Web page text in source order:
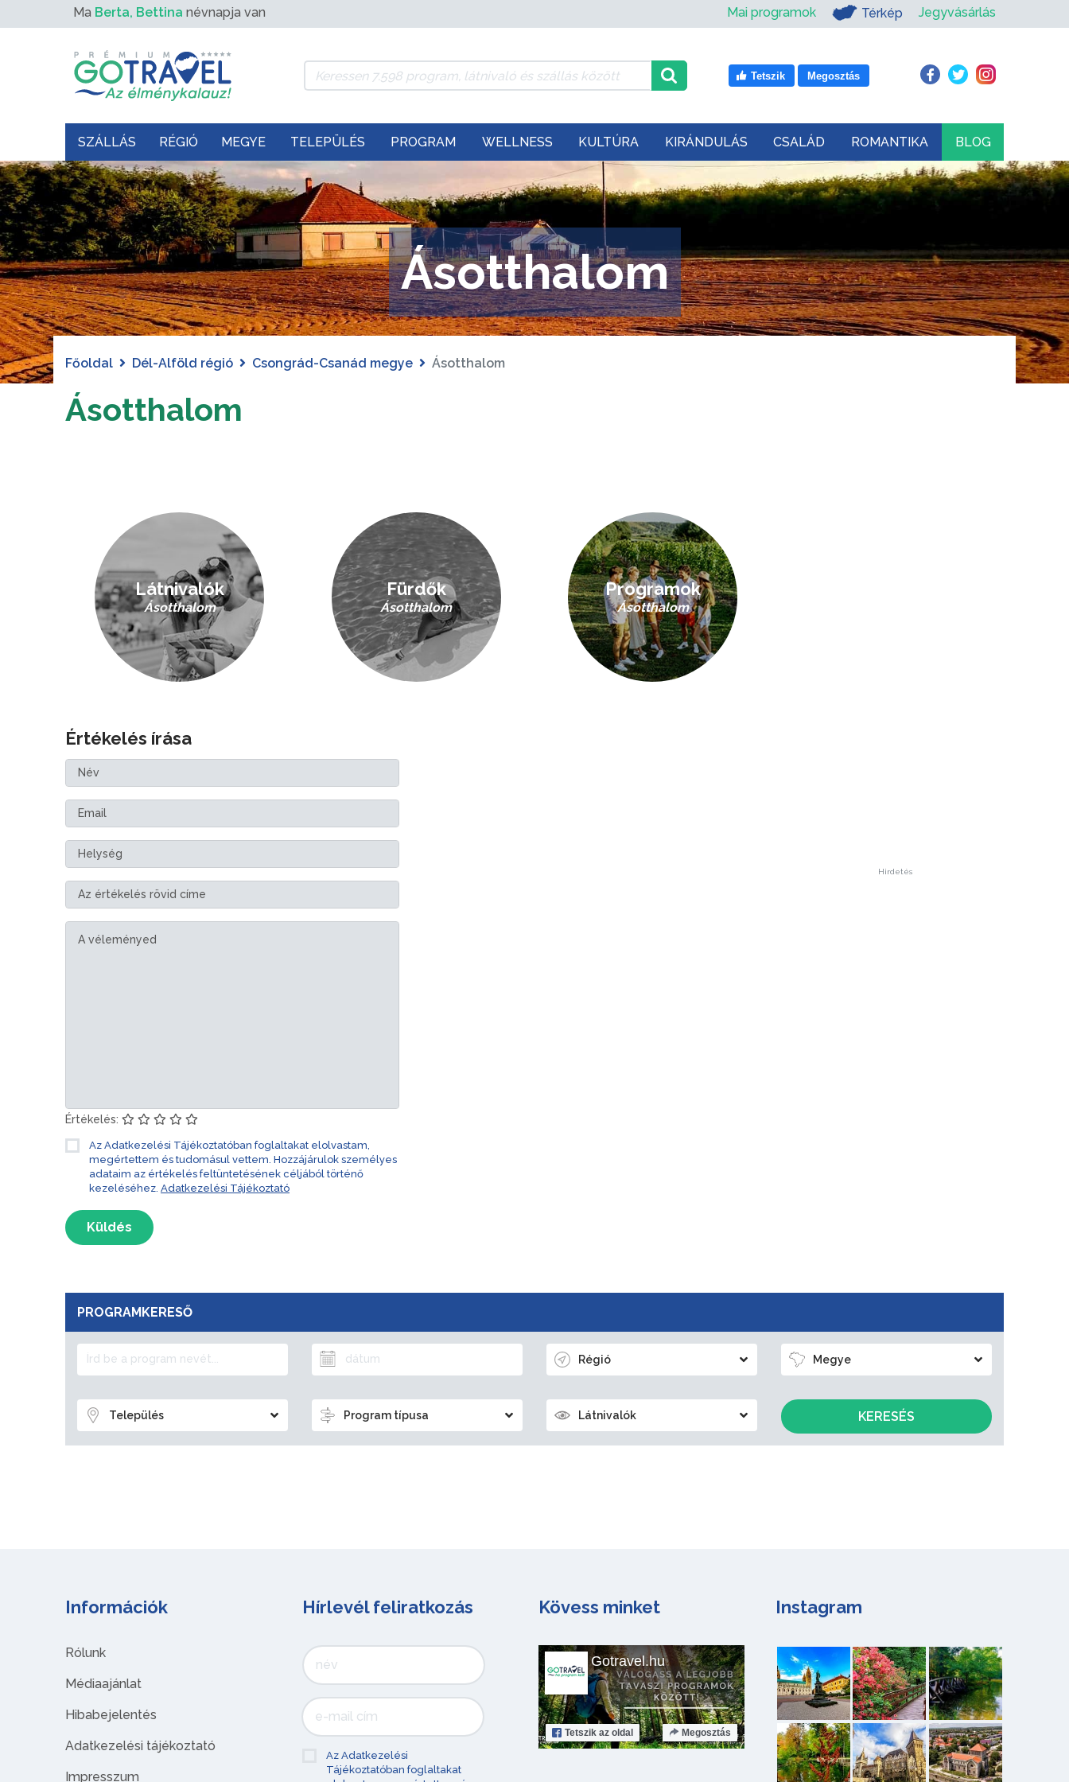
Ma Berta, Bettina névnapja van Mai programok Térkép Jegyvásárlás
Tetszik Megosztás
SZÁLLÁS RÉGIÓ MEGYE TELEPÜLÉS PROGRAM WELLNESS KULTÚRA KIRÁNDULÁS CSALÁD ROMANTIKA BLOG
Ásotthalom
Főoldal Dél-Alföld régió Csongrád-Csanád megye Ásotthalom
Ásotthalom
Látnivalók
Ásotthalom
Fürdők
Ásotthalom
Programok
Ásotthalom
Értékelés írása
Értékelés:
Az Adatkezelési Tájékoztatóban foglaltakat elolvastam,
megértettem és tudomásul vettem. Hozzájárulok személyes
adataim az értékelés feltüntetésének céljából történő
kezeléséhez. Adatkezelési Tájékoztató
Küldés
Hirdetés
PROGRAMKERESŐ
Régió Megye
Település Program típusa Látnivalók KERESÉS
Információk
Rólunk
Médiaajánlat
Hibabejelentés
Adatkezelési tájékoztató
Impresszum
Hírlevél feliratkozás
Az Adatkezelési
Tájékoztatóban foglaltakat
Kövess minket
Gotravel.hu
Tetszik az oldal Megosztás
Instagram